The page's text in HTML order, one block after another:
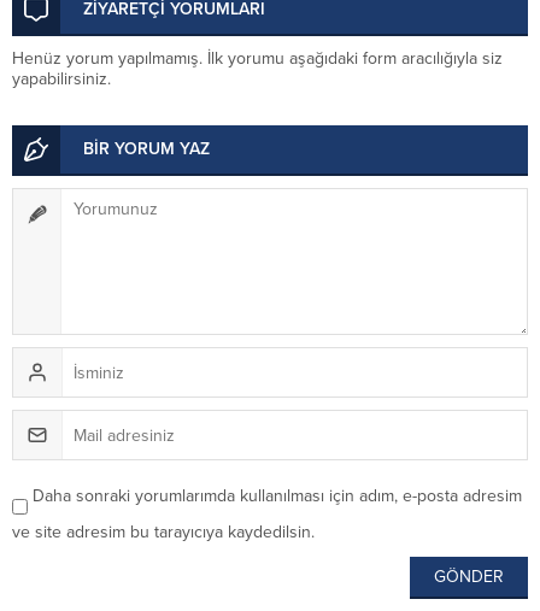
ZİYARETÇİ YORUMLARI
Henüz yorum yapılmamış. İlk yorumu aşağıdaki form aracılığıyla siz
yapabilirsiniz.
BİR YORUM YAZ
Daha sonraki yorumlarımda kullanılması için adım, e-posta adresim
ve site adresim bu tarayıcıya kaydedilsin.